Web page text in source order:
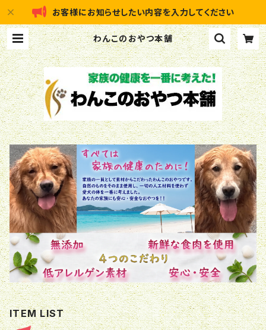
お客様にお知らせしたい内容を入力してください
わんこのおやつ本舗
ITEM LIST